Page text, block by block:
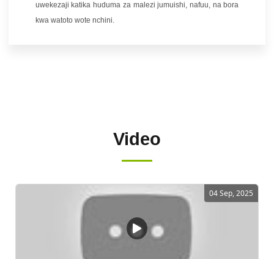
uwekezaji katika huduma za malezi jumuishi, nafuu, na bora
kwa watoto wote nchini.
Video
04 Sep, 2025